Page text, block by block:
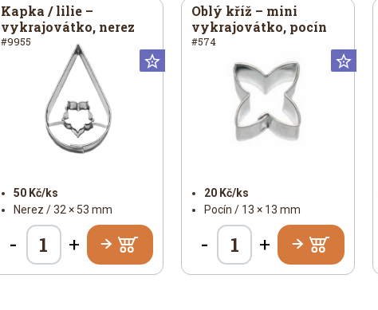
Kapka / lilie –
vykrajovátko, nerez
#9955
50 Kč/ks
Nerez / 32 × 53 mm
- +
Oblý kříž – mini
vykrajovátko, pocín
#574
20 Kč/ks
Pocín / 13 × 13 mm
- +